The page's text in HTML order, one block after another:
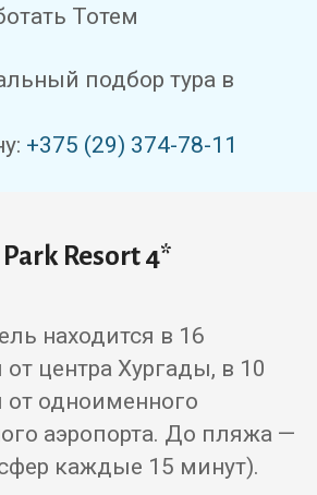
Тотем
подбор тура в
+375 (29) 374-78-11
Resort 4*
находится в 16
центра Хургады, в 10
от одноименного
аэропорта. До пляжа —
каждые 15 минут).